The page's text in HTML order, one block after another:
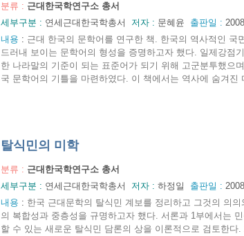
분류 : 근대한국학연구소 총서
세부구분 : 연세근대한국학총서 저자 : 문혜윤 출판일 :
내용 : 근대 한국의 문학어를 연구한 책. 한국의 역사적인 국
드러내 보이는 문학어의 형성을 증명하고자 했다. 일제강점
한 나라말의 기준이 되는 표준어가 되기 위해 고군분투했으
국 문학어의 기틀을 마련하였다. 이 책에서는 역사에 숨겨진
탈식민의 미학
분류 : 근대한국학연구소 총서
세부구분 : 연세근대한국학총서 저자 : 하정일 출판일 :
내용 : 한국 근대문학의 탈식민 계보를 정리하고 그것의 의
의 복합성과 중층성을 규명하고자 했다. 서론과 1부에서는
할 수 있는 새로운 탈식민 담론의 상을 이론적으로 검토한다